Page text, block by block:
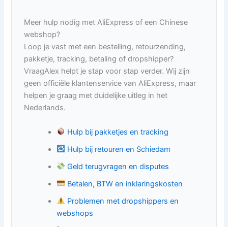
Meer hulp nodig met AliExpress of een Chinese
webshop?
Loop je vast met een bestelling, retourzending,
pakketje, tracking, betaling of dropshipper?
VraagAlex helpt je stap voor stap verder. Wij zijn
geen officiële klantenservice van AliExpress, maar
helpen je graag met duidelijke uitleg in het
Nederlands.
Hulp bij pakketjes en tracking
Hulp bij retouren en Schiedam
Geld terugvragen en disputes
Betalen, BTW en inklaringskosten
Problemen met dropshippers en
webshops